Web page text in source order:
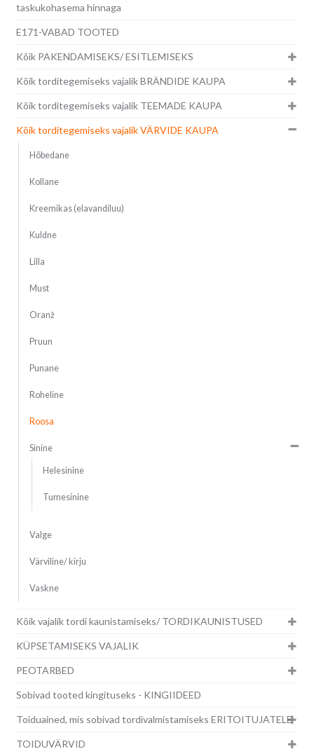
taskukohasema hinnaga
E171-VABAD TOOTED
Kõik PAKENDAMISEKS/ ESITLEMISEKS
Kõik torditegemiseks vajalik BRÄNDIDE KAUPA
Kõik torditegemiseks vajalik TEEMADE KAUPA
Kõik torditegemiseks vajalik VÄRVIDE KAUPA
Hõbedane
Kollane
Kreemikas (elavandiluu)
Kuldne
Lilla
Must
Oranž
Pruun
Punane
Roheline
Roosa
Sinine
Helesinine
Tumesinine
Valge
Värviline/ kirju
Vaskne
Kõik vajalik tordi kaunistamiseks/ TORDIKAUNISTUSED
KÜPSETAMISEKS VAJALIK
PEOTARBED
Sobivad tooted kingituseks - KINGIIDEED
Toiduained, mis sobivad tordivalmistamiseks ERITOITUJATELE
TOIDUVÄRVID